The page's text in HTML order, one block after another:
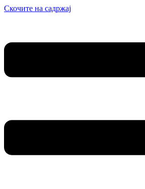
Скочите на садржај